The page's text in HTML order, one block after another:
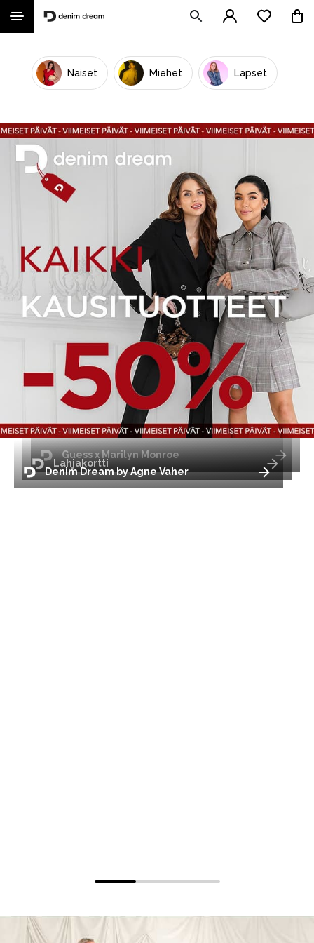
Naiset Miehet Lapset
Denim Dream by Agne Vaher
Lahjakortti
Guess x Marilyn Monroe